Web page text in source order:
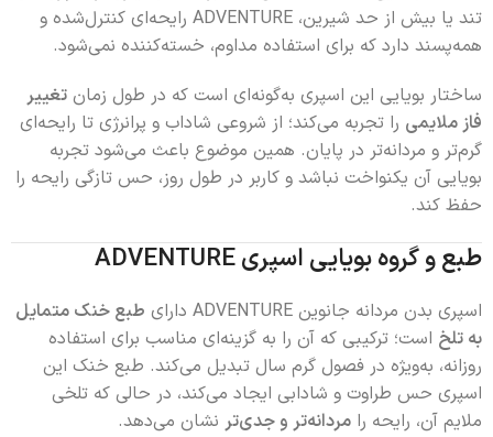
تند یا بیش از حد شیرین، ADVENTURE رایحه‌ای کنترل‌شده و
همه‌پسند دارد که برای استفاده مداوم، خسته‌کننده نمی‌شود.
ساختار بویایی این اسپری به‌گونه‌ای است که در طول زمان تغییر
فاز ملایمی را تجربه می‌کند؛ از شروعی شاداب و پرانرژی تا رایحه‌ای
گرم‌تر و مردانه‌تر در پایان. همین موضوع باعث می‌شود تجربه
بویایی آن یکنواخت نباشد و کاربر در طول روز، حس تازگی رایحه را
حفظ کند.
طبع و گروه بویایی اسپری ADVENTURE
اسپری بدن مردانه جانوین ADVENTURE دارای
طبع خنک متمایل
به تلخ است؛ ترکیبی که آن را به گزینه‌ای مناسب برای استفاده
روزانه، به‌ویژه در فصول گرم سال تبدیل می‌کند. طبع خنک این
اسپری حس طراوت و شادابی ایجاد می‌کند، در حالی که تلخی
ملایم آن، رایحه را مردانه‌تر و جدی‌تر نشان می‌دهد.